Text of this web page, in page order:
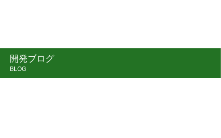
開発ブログ
BLOG